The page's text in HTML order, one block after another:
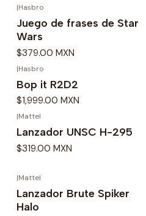
|Hasbro
Juego de frases de Star
Wars
$379.00 MXN
|Hasbro
Bop it R2D2
$1,999.00 MXN
|Mattel
Lanzador UNSC H-295
$319.00 MXN
|Mattel
Lanzador Brute Spiker
Halo